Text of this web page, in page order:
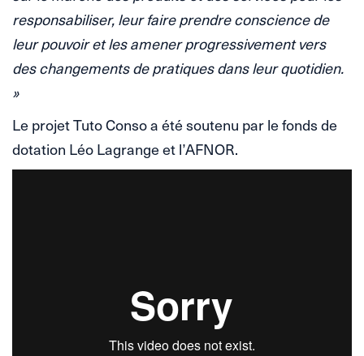
responsabiliser, leur faire prendre conscience de
leur pouvoir et les amener progressivement vers
des changements de pratiques dans leur quotidien.
»
Le projet Tuto Conso a été soutenu par le fonds de
dotation Léo Lagrange et l’AFNOR.